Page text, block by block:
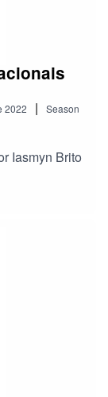
2022 |
Season
Iasmyn Brito